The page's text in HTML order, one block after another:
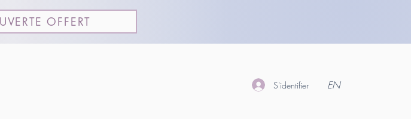
OFFERT
S'identifier EN